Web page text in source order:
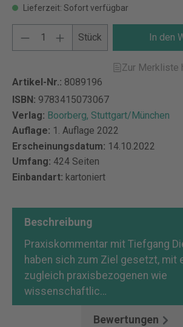
Lieferzeit: Sofort verfügbar
Stück In den
Zur Merkliste
Artikel-Nr.: 8089196
ISBN: 9783415073067
Verlag: Boorberg, Stuttgart/München
Auflage: 1. Auflage 2022
Erscheinungsdatum: 14.10.2022
Umfang: 424 Seiten
Einbandart: kartoniert
Beschreibung
Praxiskommentar mit Tiefgang
haben sich zum Ziel gesetzt, mit
zugleich praxisbezogenen wie
wissenschaftlic…
Bewertungen